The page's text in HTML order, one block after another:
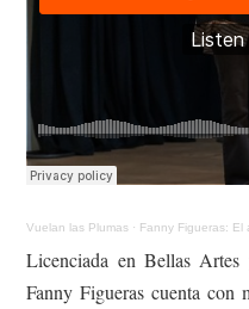
Vuelan las Plumas · Fanny Figueras: El
Licenciada en Bellas
Fanny Figueras cuenta con